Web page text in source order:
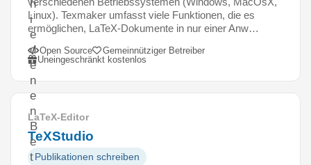
h
i
e
d
e
n
e
n
B
e
t
Linux). Texmaker umfasst viele Funktionen, die es
ermöglichen, LaTeX-Dokumente in nur einer Anw…
Open Source
Gemeinnütziger Betreiber
Uneingeschränkt kostenlos
LaTeX-Editor
TeXStudio
Publikationen schreiben